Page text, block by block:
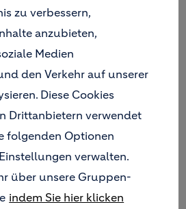
Wasserwelten Europas,
Bereits eröffnet
angrenzende Themenhotel
Mack investiert rund
die 450.000 Quadratmeter
wird der muschelförmige
Eine massive
trägt die fünf imposanten
à 40 und 47 Metern. Jeder
schwer. Ohne die
zu verbessern,
anzubieten,
Medien
den Verkehr auf unserer
Diese Cookies
Drittanbietern verwendet
folgenden Optionen
verwalten.
über unsere Gruppen-
indem Sie hier klicken